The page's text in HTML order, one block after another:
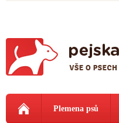
Plemena psů